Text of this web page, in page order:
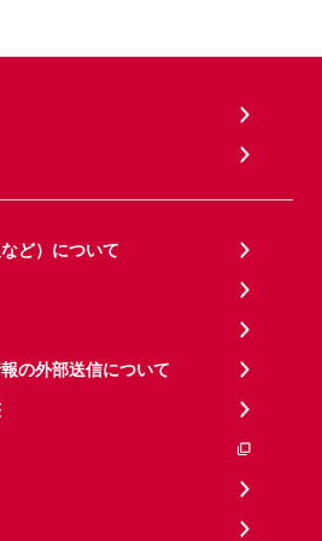
ど）について
の外部送信について